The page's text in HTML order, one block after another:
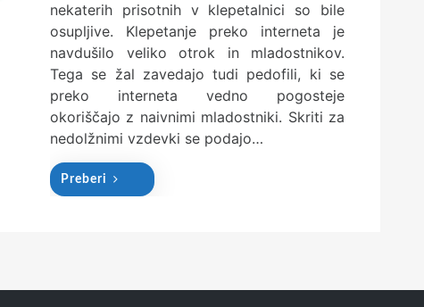
o
nekaterih prisotnih v klepetalnici so bile
osupljive. Klepetanje preko interneta je
navdušilo veliko otrok in mladostnikov.
Tega se žal zavedajo tudi pedofili, ki se
preko interneta vedno pogosteje
okoriščajo z naivnimi mladostniki. Skriti za
nedolžnimi vzdevki se podajo…
Preberi